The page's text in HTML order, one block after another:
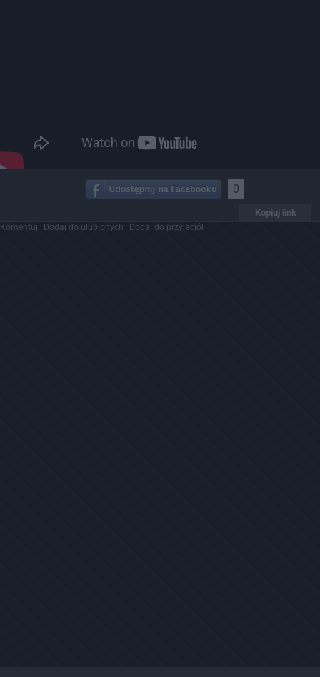
0
Kopiuj link
Komentuj Dodaj do ulubionych Dodaj do przyjaciół